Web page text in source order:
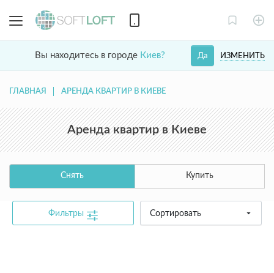
Вы находитесь в городе Киев? ИЗМЕНИТЬ
Да
ГЛАВНАЯ АРЕНДА КВАРТИР В КИЕВЕ
Аренда квартир в Киеве
Снять Купить
Фильтры Сортировать